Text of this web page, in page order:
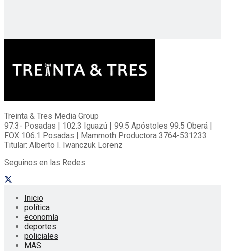
Treinta & Tres Media Group
97.3- Posadas | 102.3 Iguazú | 99.5 Apóstoles 99.5 Oberá |
FOX 106.1 Posadas | Mammoth Productora 3764-531233
Titular: Alberto I. Iwanczuk Lorenz
Seguinos en las Redes
Inicio
política
economía
deportes
policiales
MAS